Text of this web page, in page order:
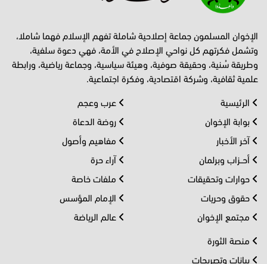
الإخوان المسلمون جماعة إصلاحية شاملة تفهم الإسلام فهما شاملا،
وتشمل فكرتهم كل نواحي الإصلاح في الأمة، فهي دعوة سلفية،
وطريقة سُنية، وحقيقة صوفية، وهيئة سياسية، وجماعة رياضية، ورابطة
علمية ثقافية، وشركة اقتصادية، وفكرة اجتماعية.
الرئيسية
بوابة الإخوان
آخر الأخبار
أحــزاب وبرلمان
حوارات وتحقيقات
حقوق وحريات
مجتمع الإخوان
عرب وعجم
روضة الدعاة
مفاهيم وأصول
آراء حرة
ملفات خاصة
الإمام المؤسس
عالم الرياضة
منصة الثورة
بيانات وتصريحات